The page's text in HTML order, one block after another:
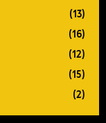
(13)
(16)
(12)
(15)
(2)